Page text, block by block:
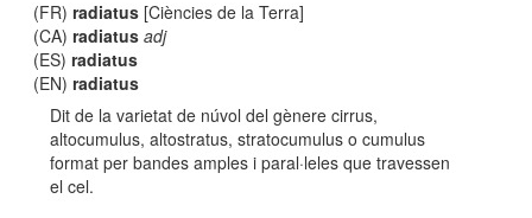
(FR)radiatus [Ciències de la Terra]
(CA)radiatus adj
(ES)radiatus
(EN)radiatus
Dit de la varietat de núvol del gènere cirrus,
altocumulus, altostratus, stratocumulus o cumulus
format per bandes amples i paral·leles que travessen
el cel.